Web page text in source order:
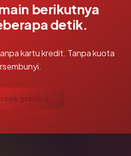
berikutnya
detik.
kartu kredit. Tanpa kuota
cek gratis →